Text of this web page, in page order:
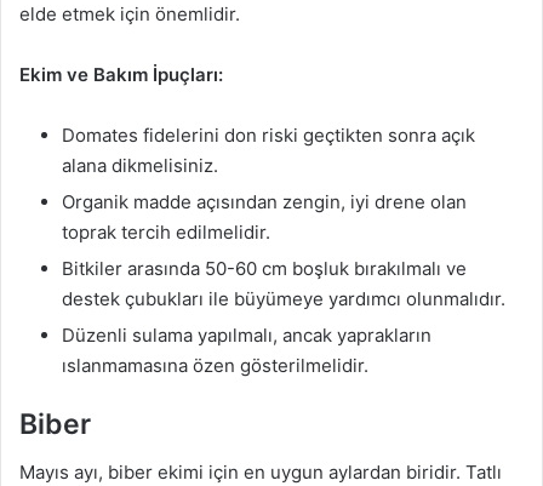
elde etmek için önemlidir.
Ekim ve Bakım İpuçları:
Domates fidelerini don riski geçtikten sonra açık
alana dikmelisiniz.
Organik madde açısından zengin, iyi drene olan
toprak tercih edilmelidir.
Bitkiler arasında 50-60 cm boşluk bırakılmalı ve
destek çubukları ile büyümeye yardımcı olunmalıdır.
Düzenli sulama yapılmalı, ancak yaprakların
ıslanmamasına özen gösterilmelidir.
Biber
Mayıs ayı, biber ekimi için en uygun aylardan biridir. Tatlı